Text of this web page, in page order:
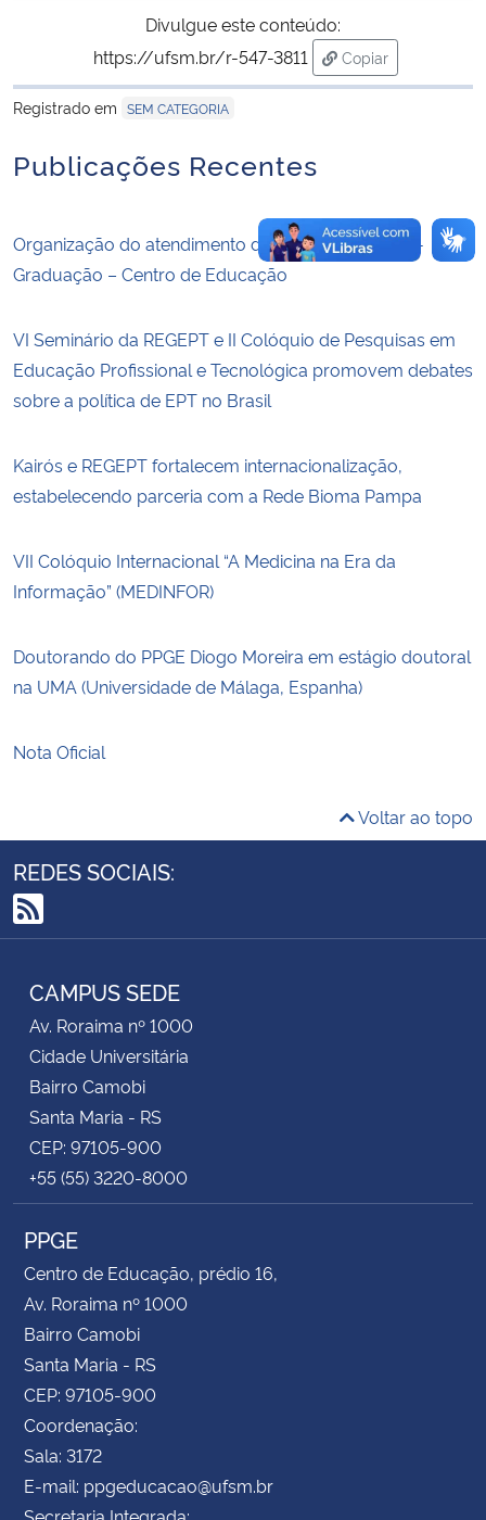
Divulgue este conteúdo:
https://ufsm.br/r-547-3811
Copiar
para área de
Registrado em SEM CATEGORIA
Publicações Recentes
Organização do atendimento da Secretaria de Pós-
Graduação – Centro de Educação
VI Seminário da REGEPT e II Colóquio de Pesquisas em
Educação Profissional e Tecnológica promovem debates
sobre a política de EPT no Brasil
Kairós e REGEPT fortalecem internacionalização,
estabelecendo parceria com a Rede Bioma Pampa
VII Colóquio Internacional “A Medicina na Era da
Informação” (MEDINFOR)
Doutorando do PPGE Diogo Moreira em estágio doutoral
na UMA (Universidade de Málaga, Espanha)
Nota Oficial
Voltar ao topo
REDES SOCIAIS:
RSS
CAMPUS SEDE
Av. Roraima nº 1000
Cidade Universitária
Bairro Camobi
Santa Maria - RS
CEP: 97105-900
+55 (55) 3220-8000
PPGE
Centro de Educação, prédio 16,
Av. Roraima nº 1000
Bairro Camobi
Santa Maria - RS
CEP: 97105-900
Coordenação:
Sala: 3172
E-mail: ppgeducacao@ufsm.br
Secretaria Integrada: